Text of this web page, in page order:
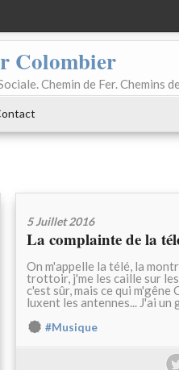
Colombier
Chemin de Fer. Chemins
5 Juillet 2016
La complainte de la
On m'appelle la télé, la
trottoir, j'me les caille sur
c'est sûr, mais ce qui
luxent les antennes... J'ai un
#Musique